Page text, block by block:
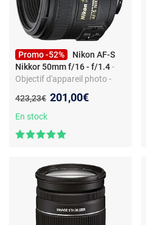
Promo -52%
Nikon AF-S
Nikkor 50mm f/16 - f/1.4-
Objectif d'appareil photo -
monture Nikon F - f/1.4
Ancien prix :
423,23€ Nouveau prix :
201,00€
En stock